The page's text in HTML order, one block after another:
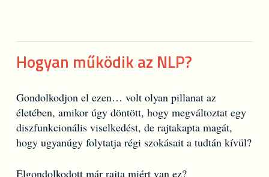
Hogyan működik az NLP?
Gondolkodjon el ezen… volt olyan pillanat az
életében, amikor úgy döntött, hogy megváltoztat egy
diszfunkcionális viselkedést, de rajtakapta magát,
hogy ugyanúgy folytatja régi szokásait a tudtán kívül?
Elgondolkodott már rajta miért van ez?